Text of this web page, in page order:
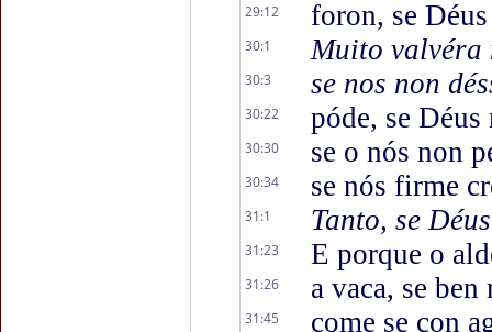
29:12 foron, se
30:1 Muito valvéra
30:3 se nos non
30:22 póde, se Déus
30:30 se o nós non
30:34 se nós firme
31:1 Tanto, se
31:23 E porque o
31:26 a vaca, se ben
31:45 come se con